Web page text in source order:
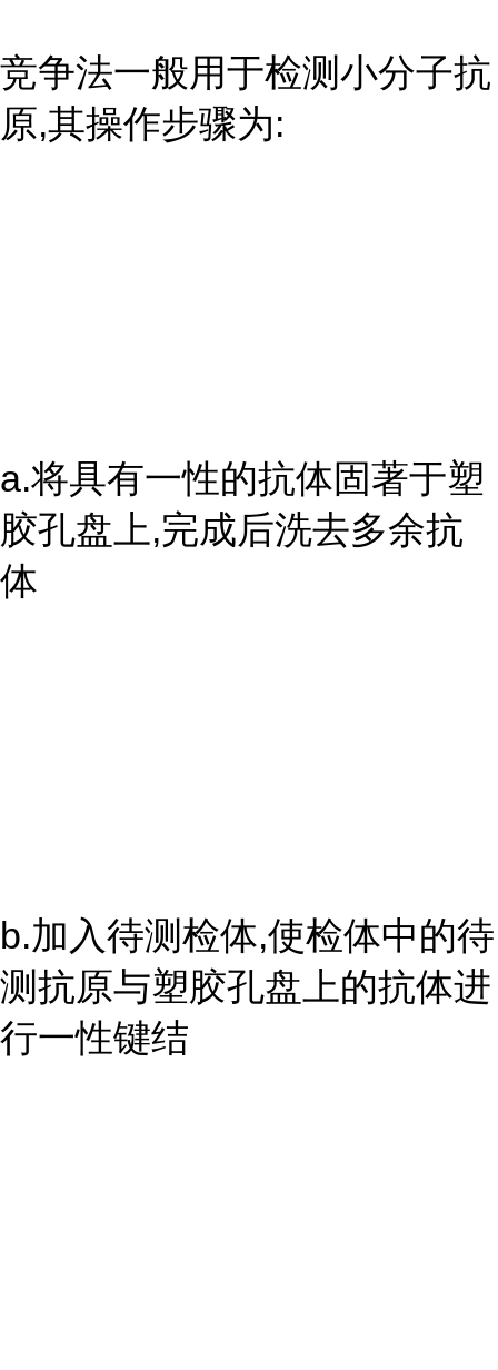
竞争法一般用于检测小分子抗
原,其操作步骤为:
a.将具有一性的抗体固著于塑
胶孔盘上,完成后洗去多余抗
体
b.加入待测检体,使检体中的待
测抗原与塑胶孔盘上的抗体进
行一性键结